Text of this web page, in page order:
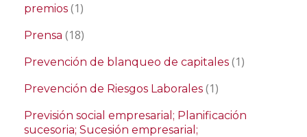
premios (1)
Prensa (18)
Prevención de blanqueo de capitales (1)
Prevención de Riesgos Laborales (1)
Previsión social empresarial; Planificación
sucesoria; Sucesión empresarial;